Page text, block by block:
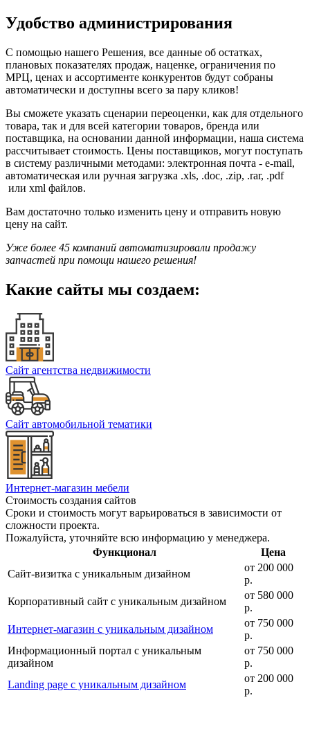
Удобство администрирования
С помощью нашего Решения, все данные об остатках,
плановых показателях продаж, наценке, ограничения по
МРЦ, ценах и ассортименте конкурентов будут собраны
автоматически и доступны всего за пару кликов!
Вы сможете указать сценарии переоценки, как для отдельного
товара, так и для всей категории товаров, бренда или
поставщика, на основании данной информации, наша система
рассчитывает стоимость. Цены поставщиков, могут поступать
в систему различными методами: электронная почта - e-mail,
автоматическая или ручная загрузка .xls, .doc, .zip, .rar, .pdf
или xml файлов.
Вам достаточно только изменить цену и отправить новую
цену на сайт.
Уже более 45 компаний автоматизировали продажу
запчастей при помощи нашего решения!
Какие сайты мы создаем:
Сайт агентства недвижимости
Сайт автомобильной тематики
Интернет-магазин мебели
Стоимость создания сайтов
Сроки и стоимость могут варьироваться в зависимости от
сложности проекта.
Пожалуйста, уточняйте всю информацию у менеджера.
Функционал
Цена
Сайт-визитка с уникальным дизайном
от 200 000
р.
Корпоративный сайт с уникальным дизайном
от 580 000
р.
Интернет-магазин с уникальным дизайном
от 750 000
р.
Информационный портал с уникальным
дизайном
от 750 000
р.
Landing page с уникальным дизайном
от 200 000
р.